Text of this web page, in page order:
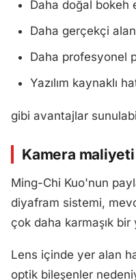
Daha doğal bokeh
Daha gerçekçi
Daha profesyonel
Yazılım kaynaklı
gibi avantajlar
Kamera
Ming-Chi Kuo'nun
diyafram sistemi,
çok daha karmaşık bir
Lens içinde yer alan
optik bileşenler